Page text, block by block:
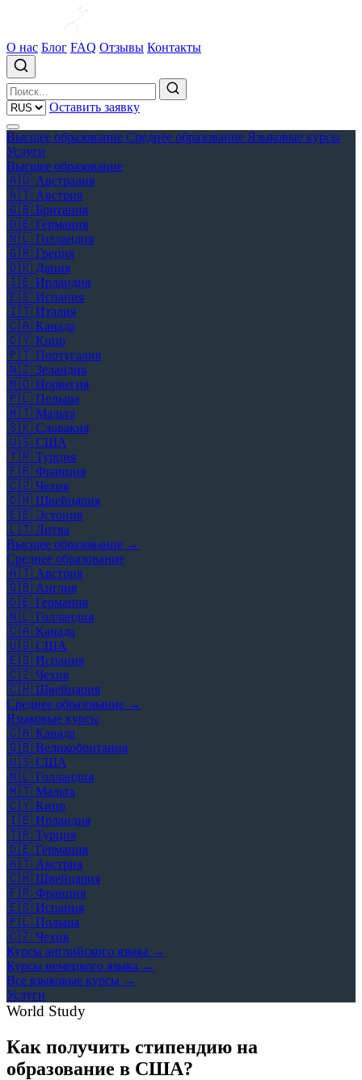
О нас Блог FAQ Отзывы Контакты
Оставить заявку
Высшее образование Среднее образование Языковые курсы
Услуги
Высшее образование
🇦🇺 Австралия
🇦🇹 Австрия
🇬🇧 Британия
🇩🇪 Германия
🇳🇱 Голландия
🇬🇷 Греция
🇩🇰 Дания
🇮🇪 Ирландия
🇪🇸 Испания
🇮🇹 Италия
🇨🇦 Канада
🇨🇾 Кипр
🇵🇹 Португалия
🇳🇿 Зеландия
🇳🇴 Норвегия
🇵🇱 Польша
🇲🇹 Мальта
🇸🇰 Словакия
🇺🇸 США
🇹🇷 Турция
🇫🇷 Франция
🇨🇿 Чехия
🇨🇭 Швейцария
🇪🇪 Эстония
🇱🇹 Литва
Высшее образование →
Среднее образование
🇦🇹 Австрия
🇬🇧 Англия
🇩🇪 Германия
🇳🇱 Голландия
🇨🇦 Канада
🇺🇸 США
🇪🇸 Испания
🇨🇿 Чехия
🇨🇭 Швейцария
Среднее образование →
Языковые курсы
🇨🇦 Канада
🇬🇧 Великобритания
🇺🇸 США
🇳🇱 Голландия
🇲🇹 Мальта
🇨🇾 Кипр
🇮🇪 Ирландия
🇹🇷 Турция
🇩🇪 Германия
🇦🇹 Австрия
🇨🇭 Швейцария
🇫🇷 Франция
🇪🇸 Испания
🇵🇱 Польша
🇨🇿 Чехия
Курсы английского языка →
Курсы немецкого языка →
Все языковые курсы →
Услуги
World Study
Как получить стипендию на
образование в США?